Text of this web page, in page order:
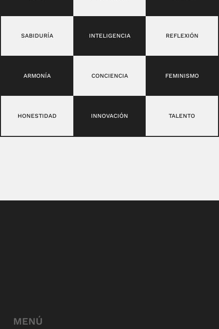
SABIDURÍA INTELIGENCIA REFLEXIÓN
ARMONÍA CONCIENCIA FEMINISMO
HONESTIDAD INNOVACIÓN TALENTO
MENÚ